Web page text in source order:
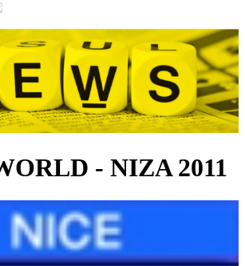
- NIZA 2011